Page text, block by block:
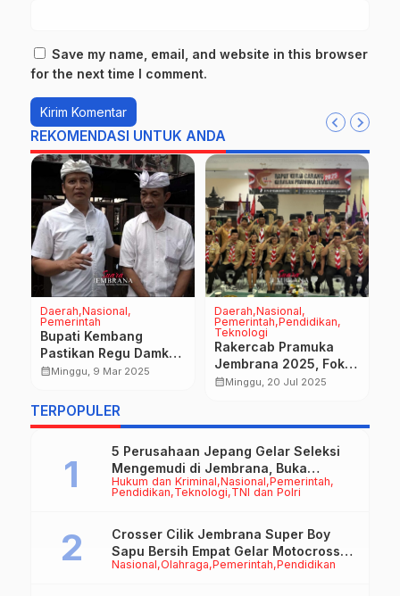
Save my name, email, and website in this browser
for the next time I comment.
REKOMENDASI UNTUK ANDA
Daerah Nasional
Pemerintah
Bupati Kembang
Pastikan Regu Damkar
Sigap Tangani
calendar_monthMinggu, 9 Mar 2025
Daerah Nasional
Pemerintah Pendidikan
Teknologi
Rakercab Pramuka
Jembrana 2025, Fokus
Tingkatkan
calendar_monthMinggu, 20 Jul 2025
TERPOPULER
Hukum dan Kriminal Nasional Pemerintah
Pendidikan Teknologi TNI dan Polri
5 Perusahaan Jepang Gelar Seleksi
Mengemudi di Jembrana, Buka
Peluang Kerja bagi Calon PMI
Nasional Olahraga Pemerintah Pendidikan
Crosser Cilik Jembrana Super Boy
Sapu Bersih Empat Gelar Motocross
50cc